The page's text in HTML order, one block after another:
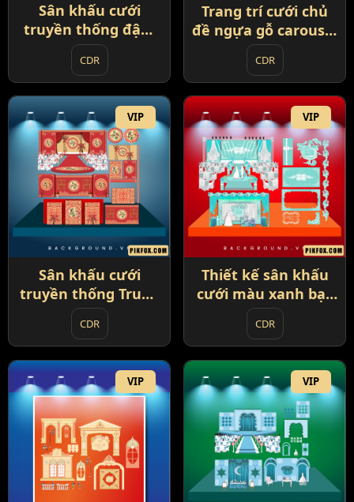
Sân khấu cưới
truyền thống đậm
phong cách Trung
Hoa (88)
CDR
Trang trí cưới chủ
đề ngựa gỗ carousel
và đu quay (89)
CDR
VIP
Sân khấu cưới
truyền thống Trung
Hoa (90)
CDR
VIP
Thiết kế sân khấu
cưới màu xanh bạc
hà (92)
CDR
VIP VIP